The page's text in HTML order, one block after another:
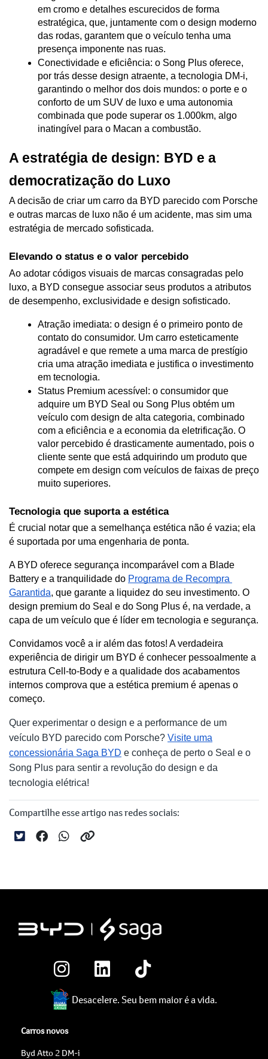
em cromo e detalhes escurecidos de forma
estratégica, que, juntamente com o design moderno
das rodas, garantem que o veículo tenha uma
presença imponente nas ruas.
Conectividade e eficiência: o Song Plus oferece,
por trás desse design atraente, a tecnologia DM-i,
garantindo o melhor dos dois mundos: o porte e o
conforto de um SUV de luxo e uma autonomia
combinada que pode superar os 1.000km, algo
inatingível para o Macan a combustão.
A estratégia de design: BYD e a
democratização do Luxo
A decisão de criar um carro da BYD parecido com Porsche
e outras marcas de luxo não é um acidente, mas sim uma
estratégia de mercado sofisticada.
Elevando o status e o valor percebido
Ao adotar códigos visuais de marcas consagradas pelo
luxo, a BYD consegue associar seus produtos a atributos
de desempenho, exclusividade e design sofisticado.
Atração imediata: o design é o primeiro ponto de
contato do consumidor. Um carro esteticamente
agradável e que remete a uma marca de prestígio
cria uma atração imediata e justifica o investimento
em tecnologia.
Status Premium acessível: o consumidor que
adquire um BYD Seal ou Song Plus obtém um
veículo com design de alta categoria, combinado
com a eficiência e a economia da eletrificação. O
valor percebido é drasticamente aumentado, pois o
cliente sente que está adquirindo um produto que
compete em design com veículos de faixas de preço
muito superiores.
Tecnologia que suporta a estética
É crucial notar que a semelhança estética não é vazia; ela
é suportada por uma engenharia de ponta.
A BYD oferece segurança incomparável com a Blade
Battery e a tranquilidade do Programa de Recompra
Garantida, que garante a liquidez do seu investimento. O
design premium do Seal e do Song Plus é, na verdade, a
capa de um veículo que é líder em tecnologia e segurança.
Convidamos você a ir além das fotos! A verdadeira
experiência de dirigir um BYD é conhecer pessoalmente a
estrutura Cell-to-Body e a qualidade dos acabamentos
internos comprova que a estética premium é apenas o
começo.
Quer experimentar o design e a performance de um
veículo BYD parecido com Porsche? Visite uma
concessionária Saga BYD e conheça de perto o Seal e o
Song Plus para sentir a revolução do design e da
tecnologia elétrica!
Compartilhe esse artigo nas redes sociais:
Desacelere. Seu bem maior é a vida.
Carros novos
Byd Atto 2 DM-i